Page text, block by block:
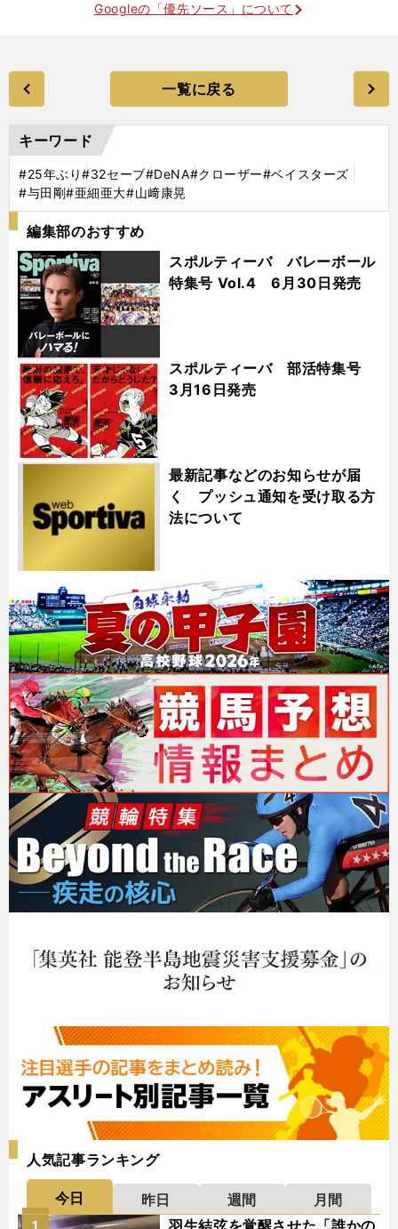
Googleの「優先ソース」について
一覧に戻る
キーワード
#25年ぶり#32セーブ#DeNA#クローザー#ベイスターズ
#与田剛#亜細亜大#山﨑康晃
編集部のおすすめ
スポルティーバ バレーボール
特集号 Vol.4 6月30日発売
スポルティーバ 部活特集号
3月16日発売
最新記事などのお知らせが届
く プッシュ通知を受け取る方
法について
人気記事ランキング
今日 昨日 週間
月間
1